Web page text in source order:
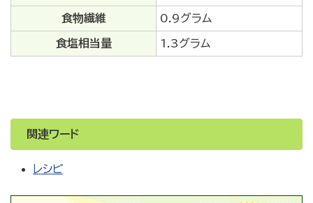
食物繊維 0.9グラム
食塩相当量 1.3グラム
関連ワード
レシピ